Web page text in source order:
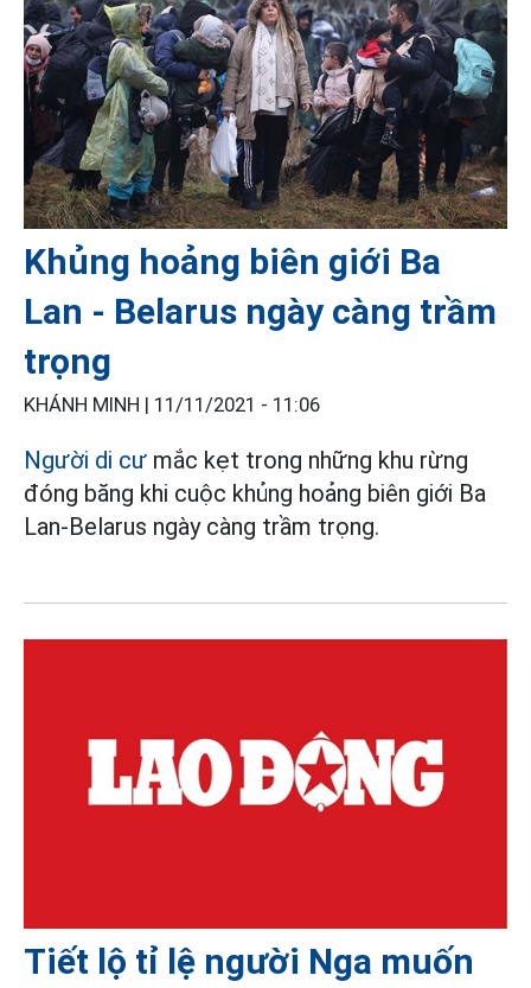
Khủng hoảng biên giới Ba
Lan - Belarus ngày càng trầm
trọng
KHÁNH MINH | 11/11/2021 - 11:06
Người di cư mắc kẹt trong những khu rừng
đóng băng khi cuộc khủng hoảng biên giới Ba
Lan-Belarus ngày càng trầm trọng.
Tiết lộ tỉ lệ người Nga muốn